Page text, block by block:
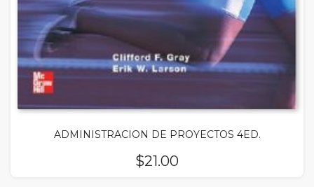
ADMINISTRACION DE PROYECTOS 4ED.
$21.00